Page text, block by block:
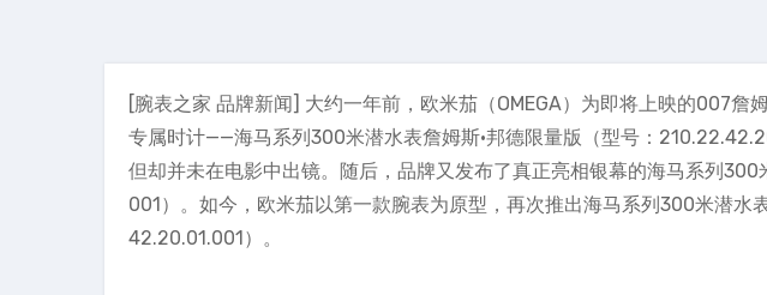
[腕表之家 品牌新闻] 大约一年前，欧米茄（OMEGA）为即将上映的007詹
专属时计——海马系列300米潜水表詹姆斯·邦德限量版（型号：
但却并未在电影中出镜。随后，品牌又发布了真正亮相银幕的海马系列
001）。如今，欧米茄以第一款腕表为原型，再次推出海马系列300米潜水
42.20.01.001）。